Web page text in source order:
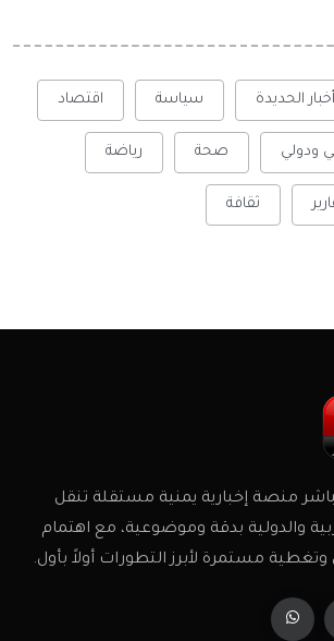
أخبار الحديدة سياسة اقتصاد
ودولي صحة رياضة
ثقافة
منصة إخبارية يمنية مستقلة تنقل
والدولية بدقة وموضوعية، مع اهتمام
مستمرة لأبرز التطورات أولاً بأول.